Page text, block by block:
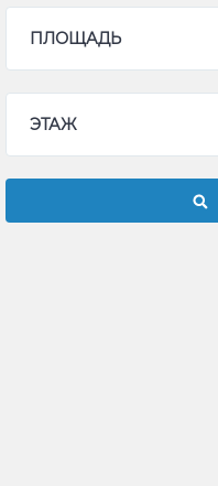
ПЛОЩАДЬ
ЭТАЖ